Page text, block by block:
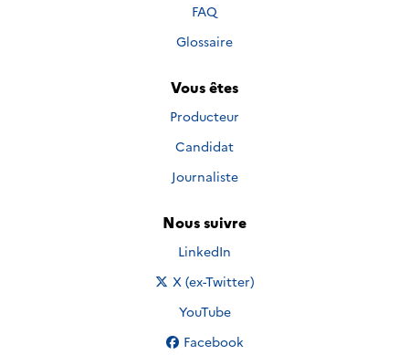
FAQ
Glossaire
Vous êtes
Producteur
Candidat
Journaliste
Nous suivre
Nous suivre sur
LinkedIn
Nous suivre sur
X (ex-Twitter)
Nous suivre sur
YouTube
Nous suivre sur
Facebook